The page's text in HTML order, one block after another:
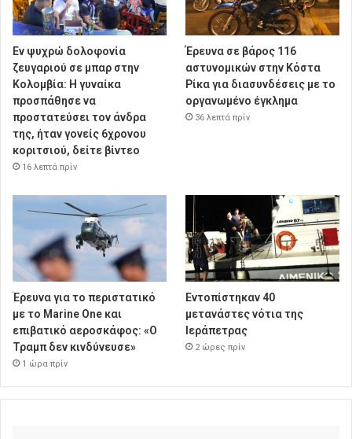
Εν ψυχρώ δολοφονία
ζευγαριού σε μπαρ στην
Κολομβία: Η γυναίκα
προσπάθησε να
προστατεύσει τον άνδρα
της, ήταν γονείς 6χρονου
κοριτσιού, δείτε βίντεο
16 λεπτά πρίν
Έρευνα σε βάρος 116
αστυνομικών στην Κόστα
Ρίκα για διασυνδέσεις με το
οργανωμένο έγκλημα
36 λεπτά πρίν
Έρευνα για το περιστατικό
με το Marine One και
επιβατικό αεροσκάφος: «Ο
Τραμπ δεν κινδύνευσε»
1 ώρα πρίν
Εντοπίστηκαν 40
μετανάστες νότια της
Ιεράπετρας
2 ώρες πρίν